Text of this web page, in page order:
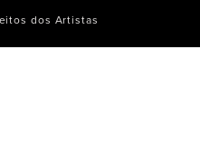
dos Artistas